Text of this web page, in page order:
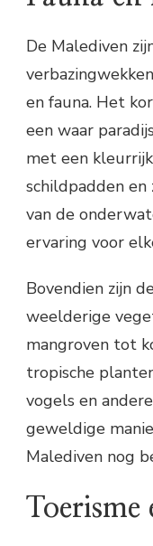
De Malediven
en fauna. Het
een waar
met een kleurrijk
schildpadden en
van de
ervaring voor
Bovendien zijn
weelderige
mangroven tot
tropische
vogels en
geweldige
Malediven nog
Toerisme